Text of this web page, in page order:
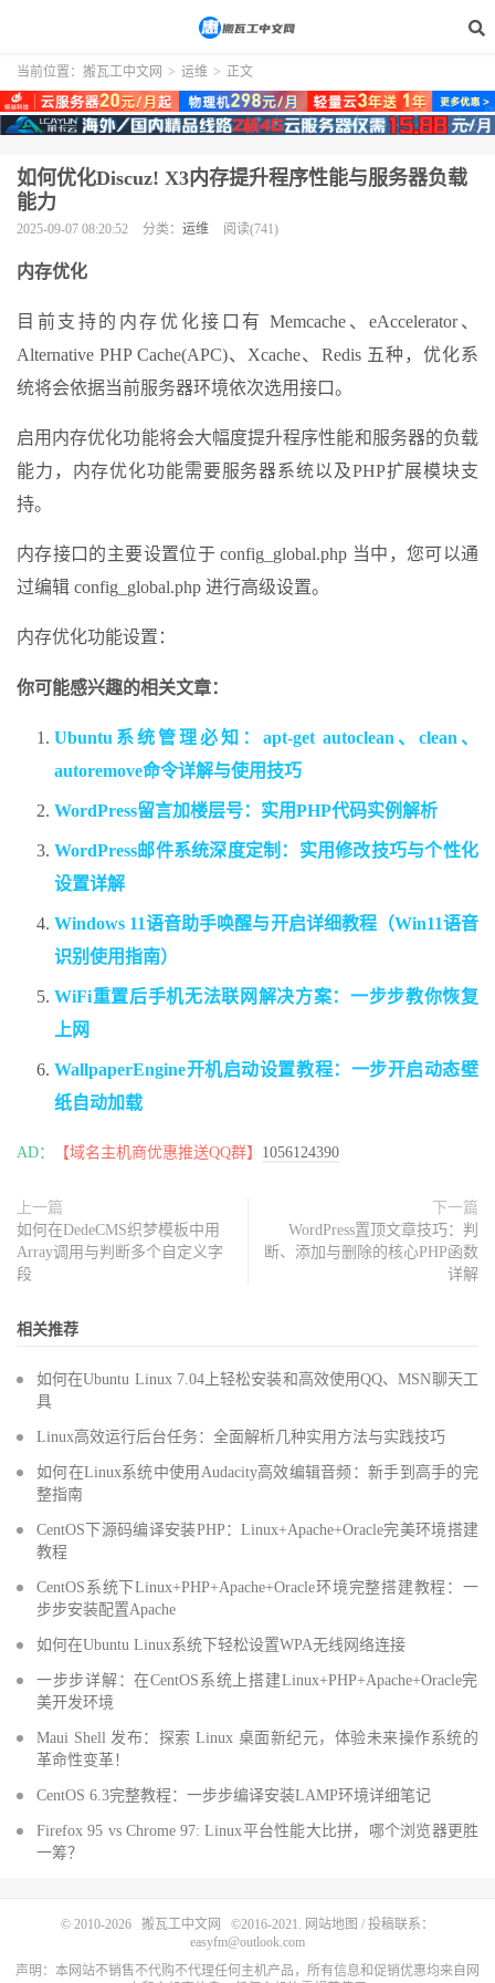
当前位置： 搬瓦工中文网 > 运维 > 正文
如何优化Discuz! X3内存提升程序性能与服务器负载
能力
2025-09-07 08:20:52 分类： 运维 阅读(741)
内存优化
目前支持的内存优化接口有 Memcache、eAccelerator、
Alternative PHP Cache(APC)、Xcache、Redis 五种，优化系
统将会依据当前服务器环境依次选用接口。
启用内存优化功能将会大幅度提升程序性能和服务器的负载
能力，内存优化功能需要服务器系统以及PHP扩展模块支
持。
内存接口的主要设置位于 config_global.php 当中，您可以通
过编辑 config_global.php 进行高级设置。
内存优化功能设置：
你可能感兴趣的相关文章：
Ubuntu系统管理必知：apt-get autoclean、clean、
autoremove命令详解与使用技巧
WordPress留言加楼层号：实用PHP代码实例解析
WordPress邮件系统深度定制：实用修改技巧与个性化
设置详解
Windows 11语音助手唤醒与开启详细教程（Win11语音
识别使用指南）
WiFi重置后手机无法联网解决方案：一步步教你恢复
上网
WallpaperEngine开机启动设置教程：一步开启动态壁
纸自动加载
AD： 【域名主机商优惠推送QQ群】 1056124390
上一篇
如何在DedeCMS织梦模板中用
Array调用与判断多个自定义字
段
下一篇
WordPress置顶文章技巧：判
断、添加与删除的核心PHP函数
详解
相关推荐
如何在Ubuntu Linux 7.04上轻松安装和高效使用QQ、MSN聊天工
具
Linux高效运行后台任务：全面解析几种实用方法与实践技巧
如何在Linux系统中使用Audacity高效编辑音频：新手到高手的完
整指南
CentOS下源码编译安装PHP：Linux+Apache+Oracle完美环境搭建
教程
CentOS系统下Linux+PHP+Apache+Oracle环境完整搭建教程：一
步步安装配置Apache
如何在Ubuntu Linux系统下轻松设置WPA无线网络连接
一步步详解：在CentOS系统上搭建Linux+PHP+Apache+Oracle完
美开发环境
Maui Shell 发布：探索 Linux 桌面新纪元，体验未来操作系统的
革命性变革！
CentOS 6.3完整教程：一步步编译安装LAMP环境详细笔记
Firefox 95 vs Chrome 97: Linux平台性能大比拼，哪个浏览器更胜
一筹？
© 2010-2026 搬瓦工中文网 ©2016-2021. 网站地图 / 投稿联系：
easyfm@outlook.com
声明：本网站不销售不代购不代理任何主机产品，所有信息和促销优惠均来自网